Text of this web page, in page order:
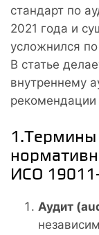
стандарт по
2021 года и
усложнился
В статье
внутреннему
1.Термины
ИСО
Аудит